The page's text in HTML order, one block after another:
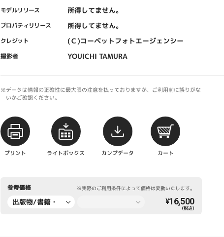
モデルリリース 所得してません。
プロパティリリース 所得してません。
クレジット (Ｃ)コーベットフォトエージェンシー
撮影者 YOUICHI TAMURA
※データは情報の正確性に最大限の注意を払っておりますが、ご利用前に誤りがな
いかご確認ください。
プリント ライトボックス カンプデータ カート
参考価格 ※実際のご利用条件によって価格は変動いたします。
出版物/書籍・
¥16,500
（税込）